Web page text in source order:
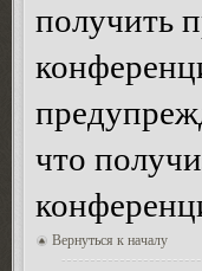
получить
что
Вернуться к началу